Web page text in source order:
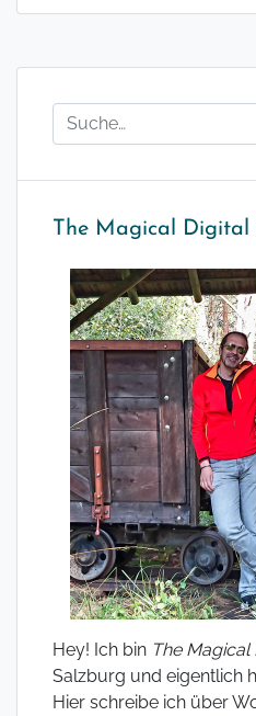
The Magical Digital
Hey! Ich bin The
Salzburg und eigentlich
Hier schreibe ich über